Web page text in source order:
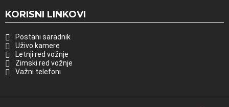
KORISNI LINKOVI
Postani saradnik
Uživo kamere
Letnji red vožnje
Zimski red vožnje
Važni telefoni